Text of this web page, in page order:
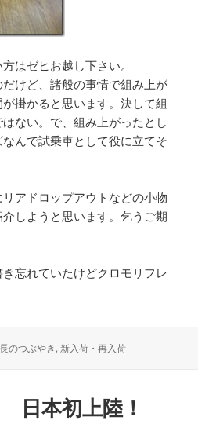
はゼヒお越し下さい。
けど、諸般の事情で組み上が
掛かると思います。決して組
ない。で、組み上がったとし
んで試乗車として役に立てそ
アドロップアウトなどの小物
しようと思います。乞うご期
忘れていたけどクロモリフレ
のつぶやき, 新入荷・再入荷
日本初上陸！